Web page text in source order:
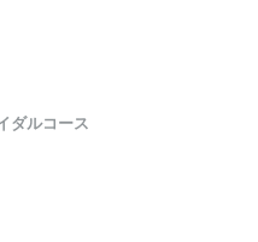
ダルコース